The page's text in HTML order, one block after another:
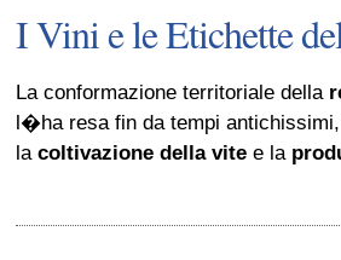
I Vini e le Etichette
La conformazione territoriale della
l�ha resa fin da tempi
lacoltivazione della vite e la